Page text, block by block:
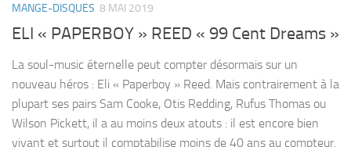
MANGE-DISQUES 8 MAI 2019
ELI « PAPERBOY » REED « 99 Cent Dreams »
La soul-music éternelle peut compter désormais sur un
nouveau héros : Eli « Paperboy » Reed. Mais contrairement à la
plupart ses pairs Sam Cooke, Otis Redding, Rufus Thomas ou
Wilson Pickett, il a au moins deux atouts : il est encore bien
vivant et surtout il comptabilise moins de 40 ans au compteur.